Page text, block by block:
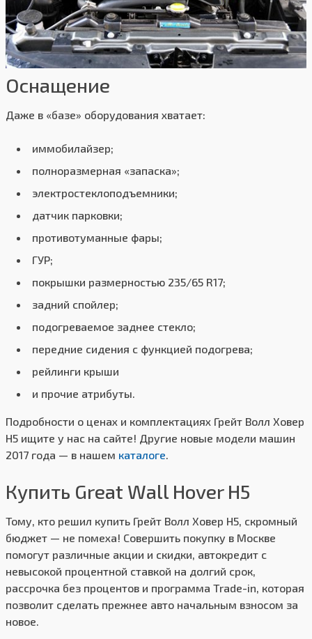
Оснащение
Даже в «базе» оборудования хватает:
иммобилайзер;
полноразмерная «запаска»;
электростеклоподъемники;
датчик парковки;
противотуманные фары;
ГУР;
покрышки размерностью 235/65 R17;
задний спойлер;
подогреваемое заднее стекло;
передние сидения с функцией подогрева;
рейлинги крыши
и прочие атрибуты.
Подробности о ценах и комплектациях Грейт Волл Ховер
Н5 ищите у нас на сайте! Другие новые модели машин
2017 года — в нашем каталоге.
Купить Great Wall Hover H5
Тому, кто решил купить Грейт Волл Ховер Н5, скромный
бюджет — не помеха! Совершить покупку в Москве
помогут различные акции и скидки, автокредит с
невысокой процентной ставкой на долгий срок,
рассрочка без процентов и программа Trade-in, которая
позволит сделать прежнее авто начальным взносом за
новое.